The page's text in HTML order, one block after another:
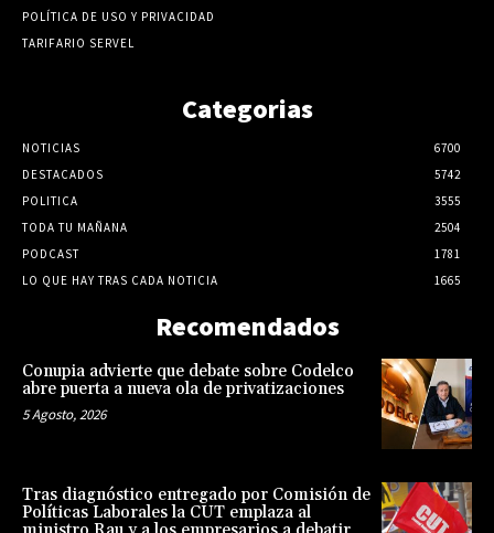
POLÍTICA DE USO Y PRIVACIDAD
TARIFARIO SERVEL
Categorias
NOTICIAS
6700
DESTACADOS
5742
POLITICA
3555
TODA TU MAÑANA
2504
PODCAST
1781
LO QUE HAY TRAS CADA NOTICIA
1665
Recomendados
Conupia advierte que debate sobre Codelco
abre puerta a nueva ola de privatizaciones
5 Agosto, 2026
Tras diagnóstico entregado por Comisión de
Políticas Laborales la CUT emplaza al